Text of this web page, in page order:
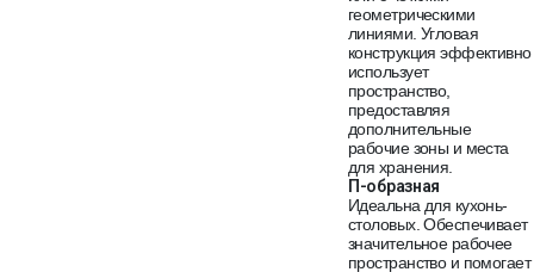
геометрическими
линиями. Угловая
конструкция эффективно
использует
пространство,
предоставляя
дополнительные
рабочие зоны и места
для хранения.
П-образная
Идеальна для кухонь-
столовых. Обеспечивает
значительное рабочее
пространство и помогает